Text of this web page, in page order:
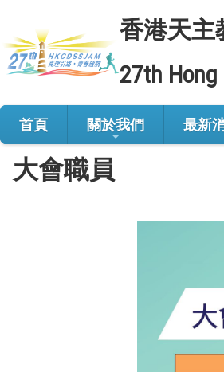
香港天主
27th
首頁 關於我們 最新
大會職員